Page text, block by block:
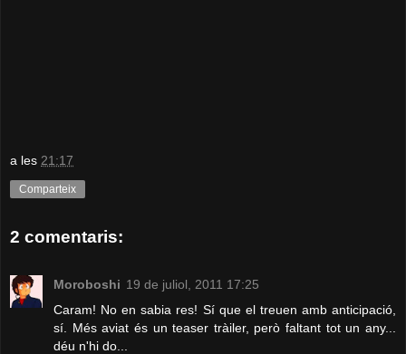
a les 21:17
Comparteix
2 comentaris:
Moroboshi 19 de juliol, 2011 17:25
Caram! No en sabia res! Sí que el treuen amb anticipació,
sí. Més aviat és un teaser tràiler, però faltant tot un any...
déu n'hi do...